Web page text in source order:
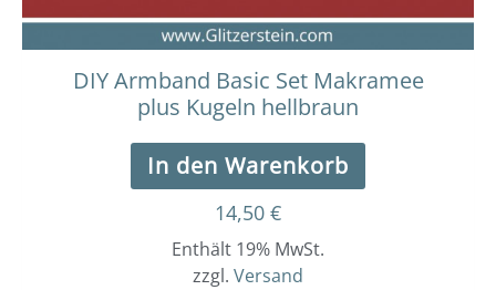
DIY Armband Basic Set Makramee
plus Kugeln hellbraun
In den Warenkorb
14,50 €
Enthält 19% MwSt.
zzgl. Versand